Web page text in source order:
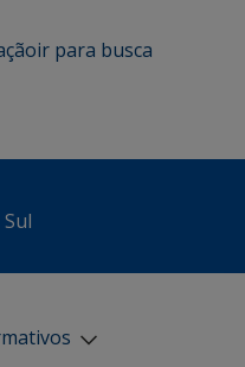
ir para busca